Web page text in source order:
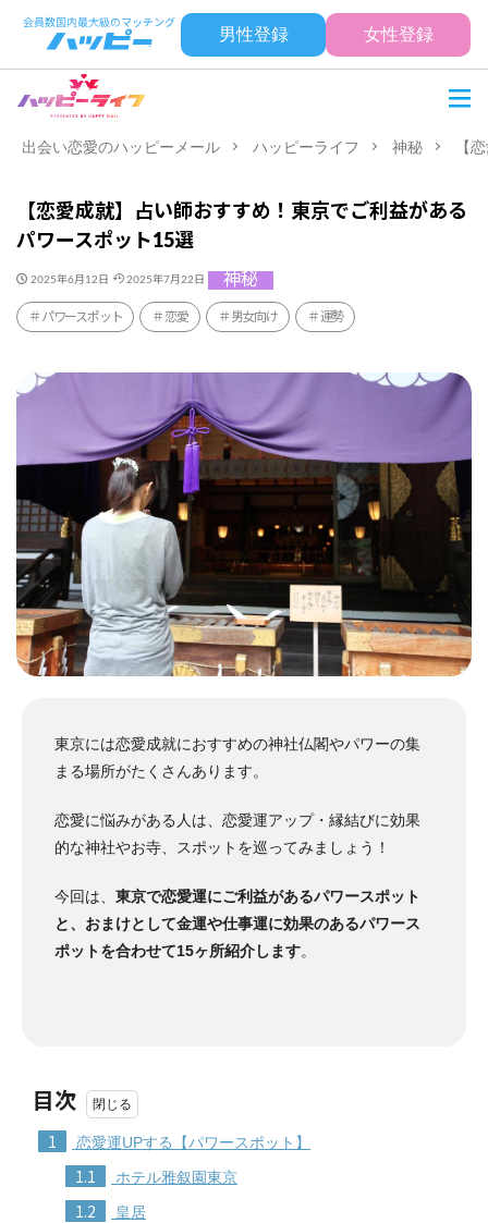
男性登録 女性登録
出会い恋愛のハッピーメール ハッピーライフ 神秘 【
【恋愛成就】占い師おすすめ！東京でご利益がある
パワースポット15選
2025年6月12日 2025年7月22日 神秘
パワースポット 恋愛 男女向け 運勢
東京には恋愛成就におすすめの神社仏閣やパワーの集
まる場所がたくさんあります。
恋愛に悩みがある人は、恋愛運アップ・縁結びに効果
的な神社やお寺、スポットを巡ってみましょう！
今回は、 東京で恋愛運にご利益があるパワースポット
と、おまけとして金運や仕事運に効果のあるパワース
ポットを合わせて15ヶ所紹介します。
目次
1 恋愛運UPする【パワースポット】
1.1 ホテル雅叙園東京
1.2 皇居